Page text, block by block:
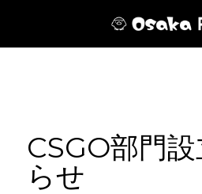
CSGO部門
らせ